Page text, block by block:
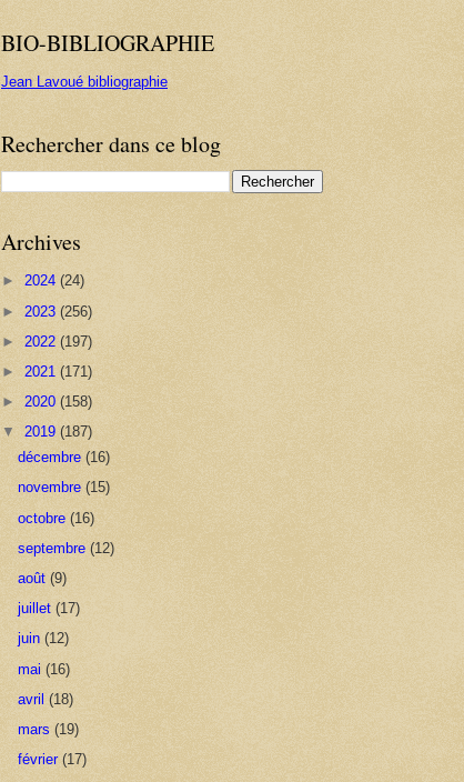
BIO-BIBLIOGRAPHIE
Jean Lavoué bibliographie
Rechercher dans ce blog
Archives
► 2024 (24)
► 2023 (256)
► 2022 (197)
► 2021 (171)
► 2020 (158)
▼ 2019 (187)
décembre(16)
novembre(15)
octobre(16)
septembre(12)
août(9)
juillet(17)
juin(12)
mai(16)
avril(18)
mars(19)
février(17)